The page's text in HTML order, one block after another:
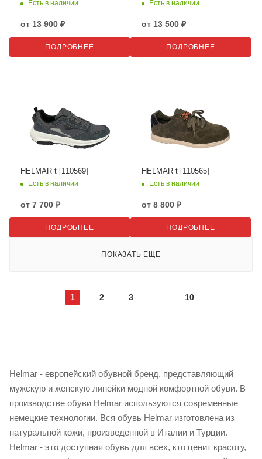
Есть в наличии
от 13 900 ₽
ПОДРОБНЕЕ
Есть в наличии
от 13 500 ₽
ПОДРОБНЕЕ
HELMAR t [110569]
Есть в наличии
от 7 700 ₽
ПОДРОБНЕЕ
HELMAR t [110565]
Есть в наличии
от 8 800 ₽
ПОДРОБНЕЕ
ПОКАЗАТЬ ЕЩЕ
1 2 3 10
Helmar - европейский обувной бренд, представляющий
мужскую и женскую линейки модной комфортной обуви. В
производстве обуви Helmar используются современные
немецкие технологии. Вся обувь Helmar изготовлена из
натуральной кожи, произведенной в Италии и Турции.
Helmar - это доступная обувь для всех, кто ценит красоту,